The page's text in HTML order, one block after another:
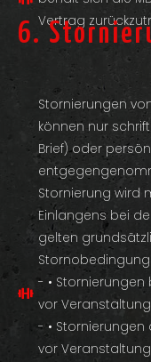
Vertrag
6.
Stornierungen
können nur
Brief) oder
Stornierung wird
Einlangens bei
gelten
- • Stornierungen
vor
- • Stornierungen
vor